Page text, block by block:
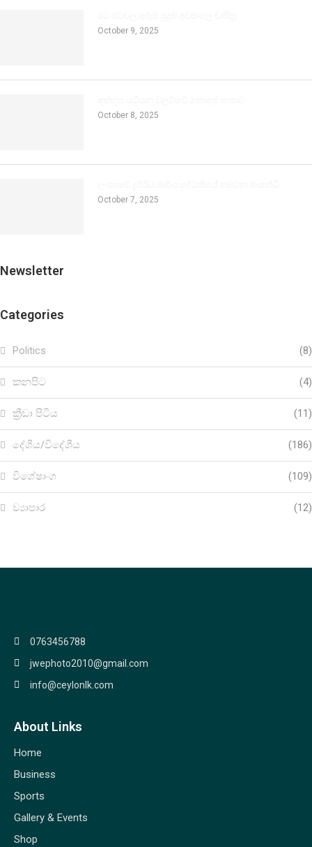
October 9, 2025
October 8, 2025
October 7, 2025
Newsletter
Categories
Politics (8)
කනපිට (4)
ක්‍රීඩා පිටිය (11)
දේශීය/විදේශීය (186)
විශේෂාංග (109)
ව්‍යාපාර (12)
0763456788
jwephoto2010@gmail.com
info@ceylonlk.com
About Links
Home
Business
Sports
Gallery & Events
Shop